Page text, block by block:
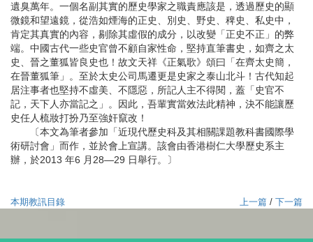
遺臭萬年。一個名副其實的歷史學家之職責應該是，透過歷史的顯
微鏡和望遠鏡，從浩如煙海的正史、別史、野史、稗史、私史中，
肯定其真實的內容，剔除其虛假的成分，以改變「正史不正」的弊
端。中國古代一些史官曾不顧自家性命，堅持直筆書史，如齊之太
史、晉之董狐皆良史也！故文天祥《正氣歌》頌曰「在齊太史簡，
在晉董狐筆」。至於太史公司馬遷更是史家之泰山北斗！古代知起
居注事者也堅持不虛美、不隱惡，所記人主不得閱，蓋「史官不
記，天下人亦當記之」。因此，吾輩實當效法此精神，決不能讓歷
史任人梳妝打扮乃至強奸竄改！
〔本文為筆者參加「近現代歷史科及其相關課題教科書國際學
術研討會」而作，並於會上宣講。該會由香港樹仁大學歷史系主
辦，於2013 年6 月28—29 日舉行。〕
本期教訊目錄 上一篇 / 下一篇